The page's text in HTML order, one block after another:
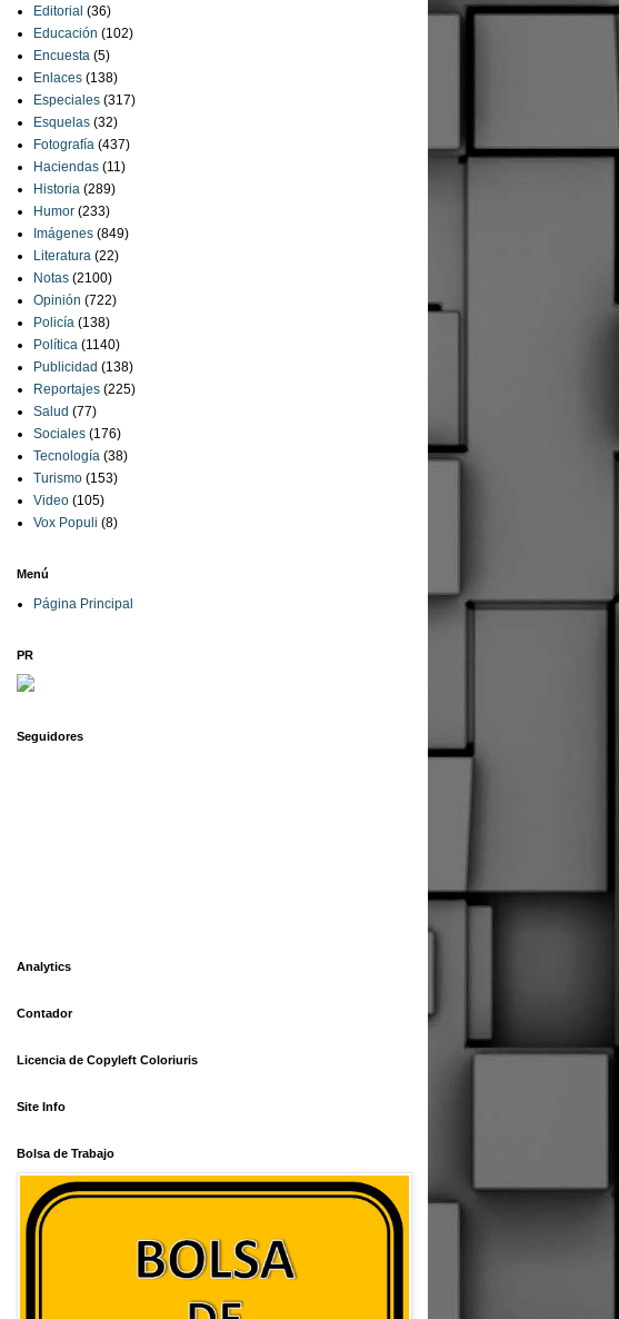
Editorial (36)
Educación (102)
Encuesta (5)
Enlaces (138)
Especiales (317)
Esquelas (32)
Fotografía (437)
Haciendas (11)
Historia (289)
Humor (233)
Imágenes (849)
Literatura (22)
Notas (2100)
Opinión (722)
Policía (138)
Política (1140)
Publicidad (138)
Reportajes (225)
Salud (77)
Sociales (176)
Tecnología (38)
Turismo (153)
Video (105)
Vox Populi (8)
Menú
Página Principal
PR
Seguidores
Analytics
Contador
Licencia de Copyleft Coloriuris
Site Info
Bolsa de Trabajo